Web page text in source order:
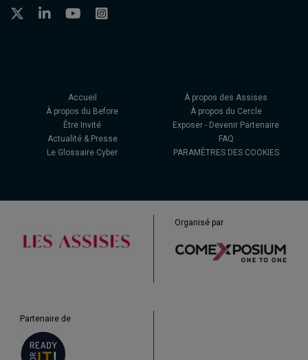
Accueil
À propos des Assises
À propos du Before
À propos du Cercle
Être Invité
Exposer - Devenir Partenaire
Actualité & Presse
FAQ
Le Glossaire Cyber
PARAMÈTRES DES COOKIES
Organisé par
Partenaire de